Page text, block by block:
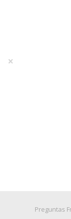
×
Preguntas